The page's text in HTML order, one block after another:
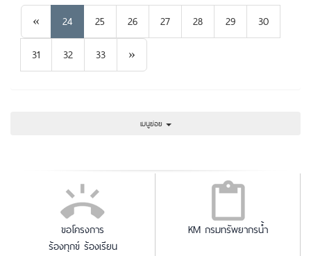
« Previous
24 25 26 27 28 29
30
31
32 33 »
เมนูย่อย
ขอโครงการ
ร้องทุกข์ ร้องเรียน
KM กรมทรัพยากรน้ำ